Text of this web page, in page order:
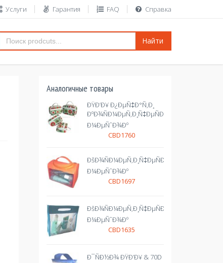
Услуги Гарантия FAQ Справка
Найти
Аналогичные товары
ÐŸÐ’Ð¥ Ð¿ÐµÑ‡Ð°Ñ‚Ð¸
ÐºÐ¾ÑÐ¼ÐµÑ‚Ð¸Ñ‡ÐµÑÐºÐ¸Ð¹
Ð¼ÐµÑˆÐ¾Ðº
CBD1760
ÐšÐ¾ÑÐ¼ÐµÑ‚Ð¸Ñ‡ÐµÑÐºÐ¸Ð¹
Ð¼ÐµÑˆÐ¾Ðº
CBD1697
ÐšÐ¾ÑÐ¼ÐµÑ‚Ð¸Ñ‡ÐµÑÐºÐ¸Ð¹
Ð¼ÐµÑˆÐ¾Ðº
CBD1635
Ð¯ÑÐ½Ð¾ ÐŸÐ’Ð¥ & 70D